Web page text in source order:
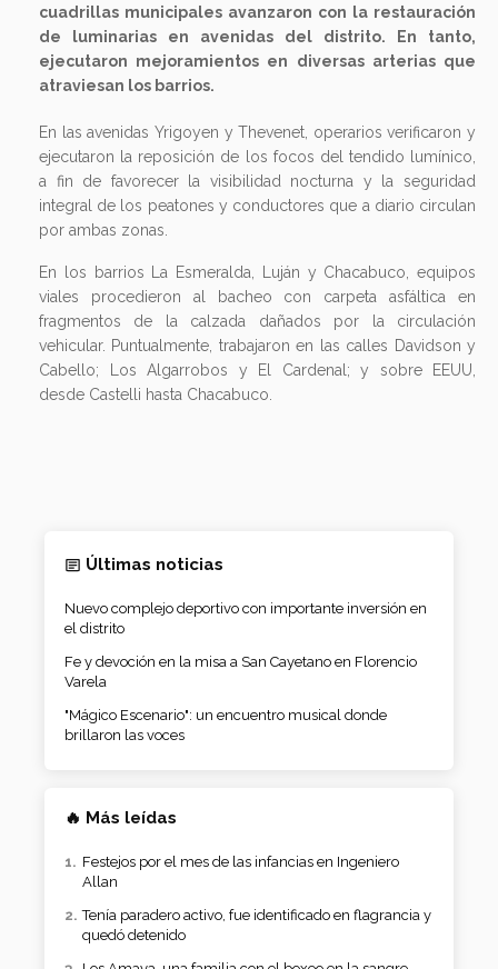
cuadrillas municipales avanzaron con la restauración
de luminarias en avenidas del distrito. En tanto,
ejecutaron mejoramientos en diversas arterias que
atraviesan los barrios.
En las avenidas Yrigoyen y Thevenet, operarios verificaron y
ejecutaron la reposición de los focos del tendido lumínico,
a fin de favorecer la visibilidad nocturna y la seguridad
integral de los peatones y conductores que a diario circulan
por ambas zonas.
En los barrios La Esmeralda, Luján y Chacabuco, equipos
viales procedieron al bacheo con carpeta asfáltica en
fragmentos de la calzada dañados por la circulación
vehicular. Puntualmente, trabajaron en las calles Davidson y
Cabello; Los Algarrobos y El Cardenal; y sobre EEUU,
desde Castelli hasta Chacabuco.
Últimas noticias
Nuevo complejo deportivo con importante inversión en
el distrito
Fe y devoción en la misa a San Cayetano en Florencio
Varela
"Mágico Escenario": un encuentro musical donde
brillaron las voces
🔥 Más leídas
Festejos por el mes de las infancias en Ingeniero
Allan
Tenía paradero activo, fue identificado en flagrancia y
quedó detenido